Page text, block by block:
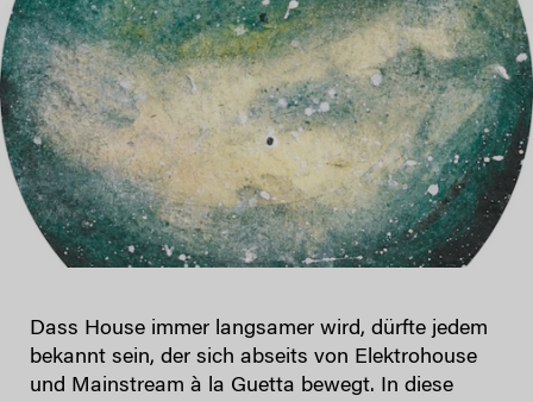
Dass House immer langsamer wird, dürfte jedem
bekannt sein, der sich abseits von Elektrohouse
und Mainstream à la Guetta bewegt. In diese